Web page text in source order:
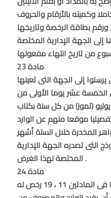
وكميته بالأرقام والحروف
ورقم بطاقة الرخصة وتاريخها .
الجهة الإدارية المختصة
مادة 23
إلى الجهة التى تعينها
الخمسة عشر يوما الأولى من
(تموز) من كل سنة بكتاب
موقعا منهم عن الوارد
المخدرة خلال الستة أشهر
التى تصدره الجهة الإدارية
المختصة لهذا الغرض .
مادة 24
على كل شخص ممن ذكروا فى المادتين 11 ، 19 رخص له